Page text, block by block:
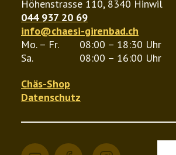
Höhenstrasse 110, 8340 Hinwil
044 937 20 69
info@chaesi-girenbad.ch
Mo. – Fr.
08:00 – 18:30 Uhr
Sa.
08:00 – 16:00 Uhr
Chäs-Shop
Datenschutz